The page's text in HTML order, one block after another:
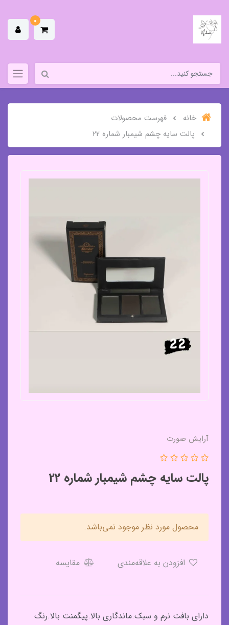
0
خانه
فهرست محصولات
پالت سایه چشم شیمبار شماره 22
آرایش صورت
پالت سایه چشم شیمبار شماره 22
محصول مورد نظر موجود نمی‌باشد.
مقایسه
دارای بافت نرم و سبک.ماندگاری بالا.پیگمنت بالا.رنگ